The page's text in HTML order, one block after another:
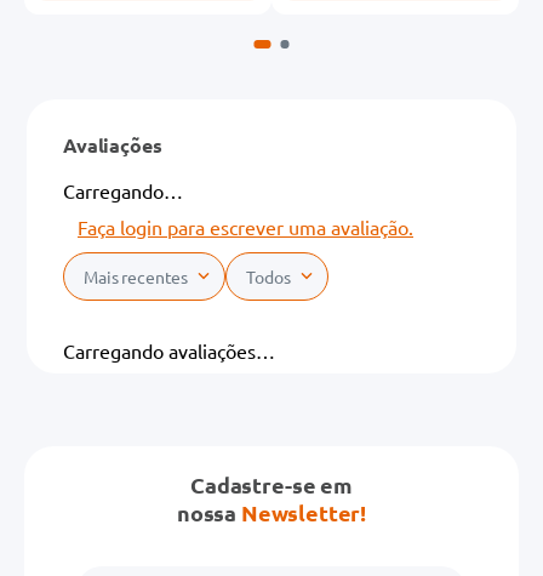
Avaliações
Carregando…
Faça login para escrever uma avaliação.
Mais recentes Todos
Carregando avaliações…
Cadastre-se em
nossa Newsletter!